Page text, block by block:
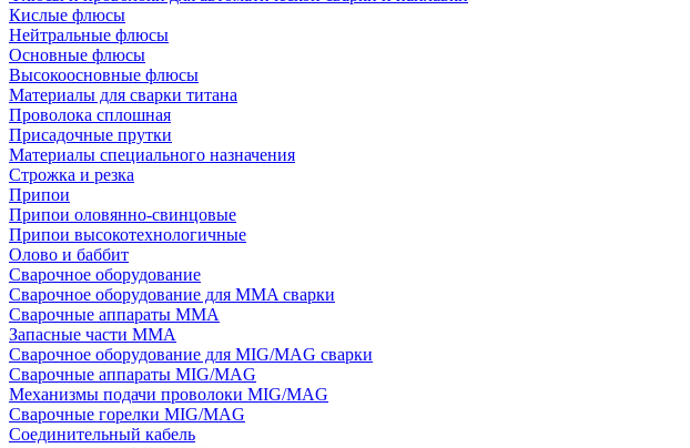
Кислые флюсы
Нейтральные флюсы
Основные флюсы
Высокоосновные флюсы
Материалы для сварки титана
Проволока сплошная
Присадочные прутки
Материалы специального назначения
Строжка и резка
Припои
Припои оловянно-свинцовые
Припои высокотехнологичные
Олово и баббит
Сварочное оборудование
Сварочное оборудование для MMA сварки
Сварочные аппараты MMA
Запасные части MMA
Сварочное оборудование для MIG/MAG сварки
Сварочные аппараты MIG/MAG
Механизмы подачи проволоки MIG/MAG
Сварочные горелки MIG/MAG
Соединительный кабель